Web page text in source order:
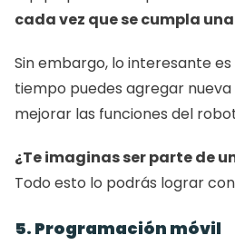
cada vez que se cumpla
Sin embargo, lo interesante
tiempo puedes agregar
mejorar las funciones del
¿Te imaginas ser parte de
Todo esto lo podrás lograr
5. Programación móvil